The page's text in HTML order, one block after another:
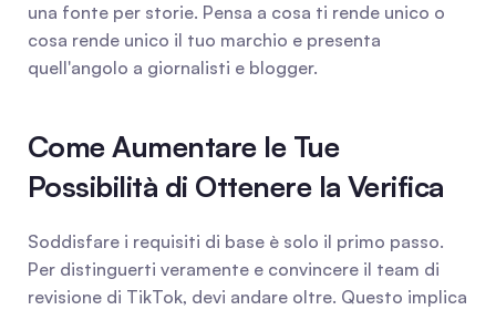
una fonte per storie. Pensa a cosa ti rende unico o
cosa rende unico il tuo marchio e presenta
quell'angolo a giornalisti e blogger.
Come Aumentare le Tue
Possibilità di Ottenere la Verifica
Soddisfare i requisiti di base è solo il primo passo.
Per distinguerti veramente e convincere il team di
revisione di TikTok, devi andare oltre. Questo implica